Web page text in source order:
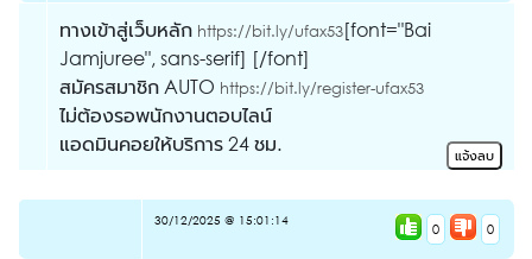
ทางเข้าสู่เว็บหลัก https://bit.ly/ufax53[font="Bai
Jamjuree", sans-serif] [/font]
สมัครสมาชิก AUTO https://bit.ly/register-ufax53
ไม่ต้องรอพนักงานตอบไลน์
แอดมินคอยให้บริการ 24 ชม.
0 0
30/12/2025 @ 15:01:14